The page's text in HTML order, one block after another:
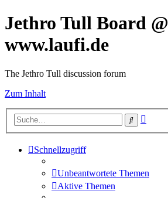
Jethro Tull Board @
www.laufi.de
The Jethro Tull discussion forum
Zum Inhalt
Suche
Schnellzugriff
Unbeantwortete Themen
Aktive Themen